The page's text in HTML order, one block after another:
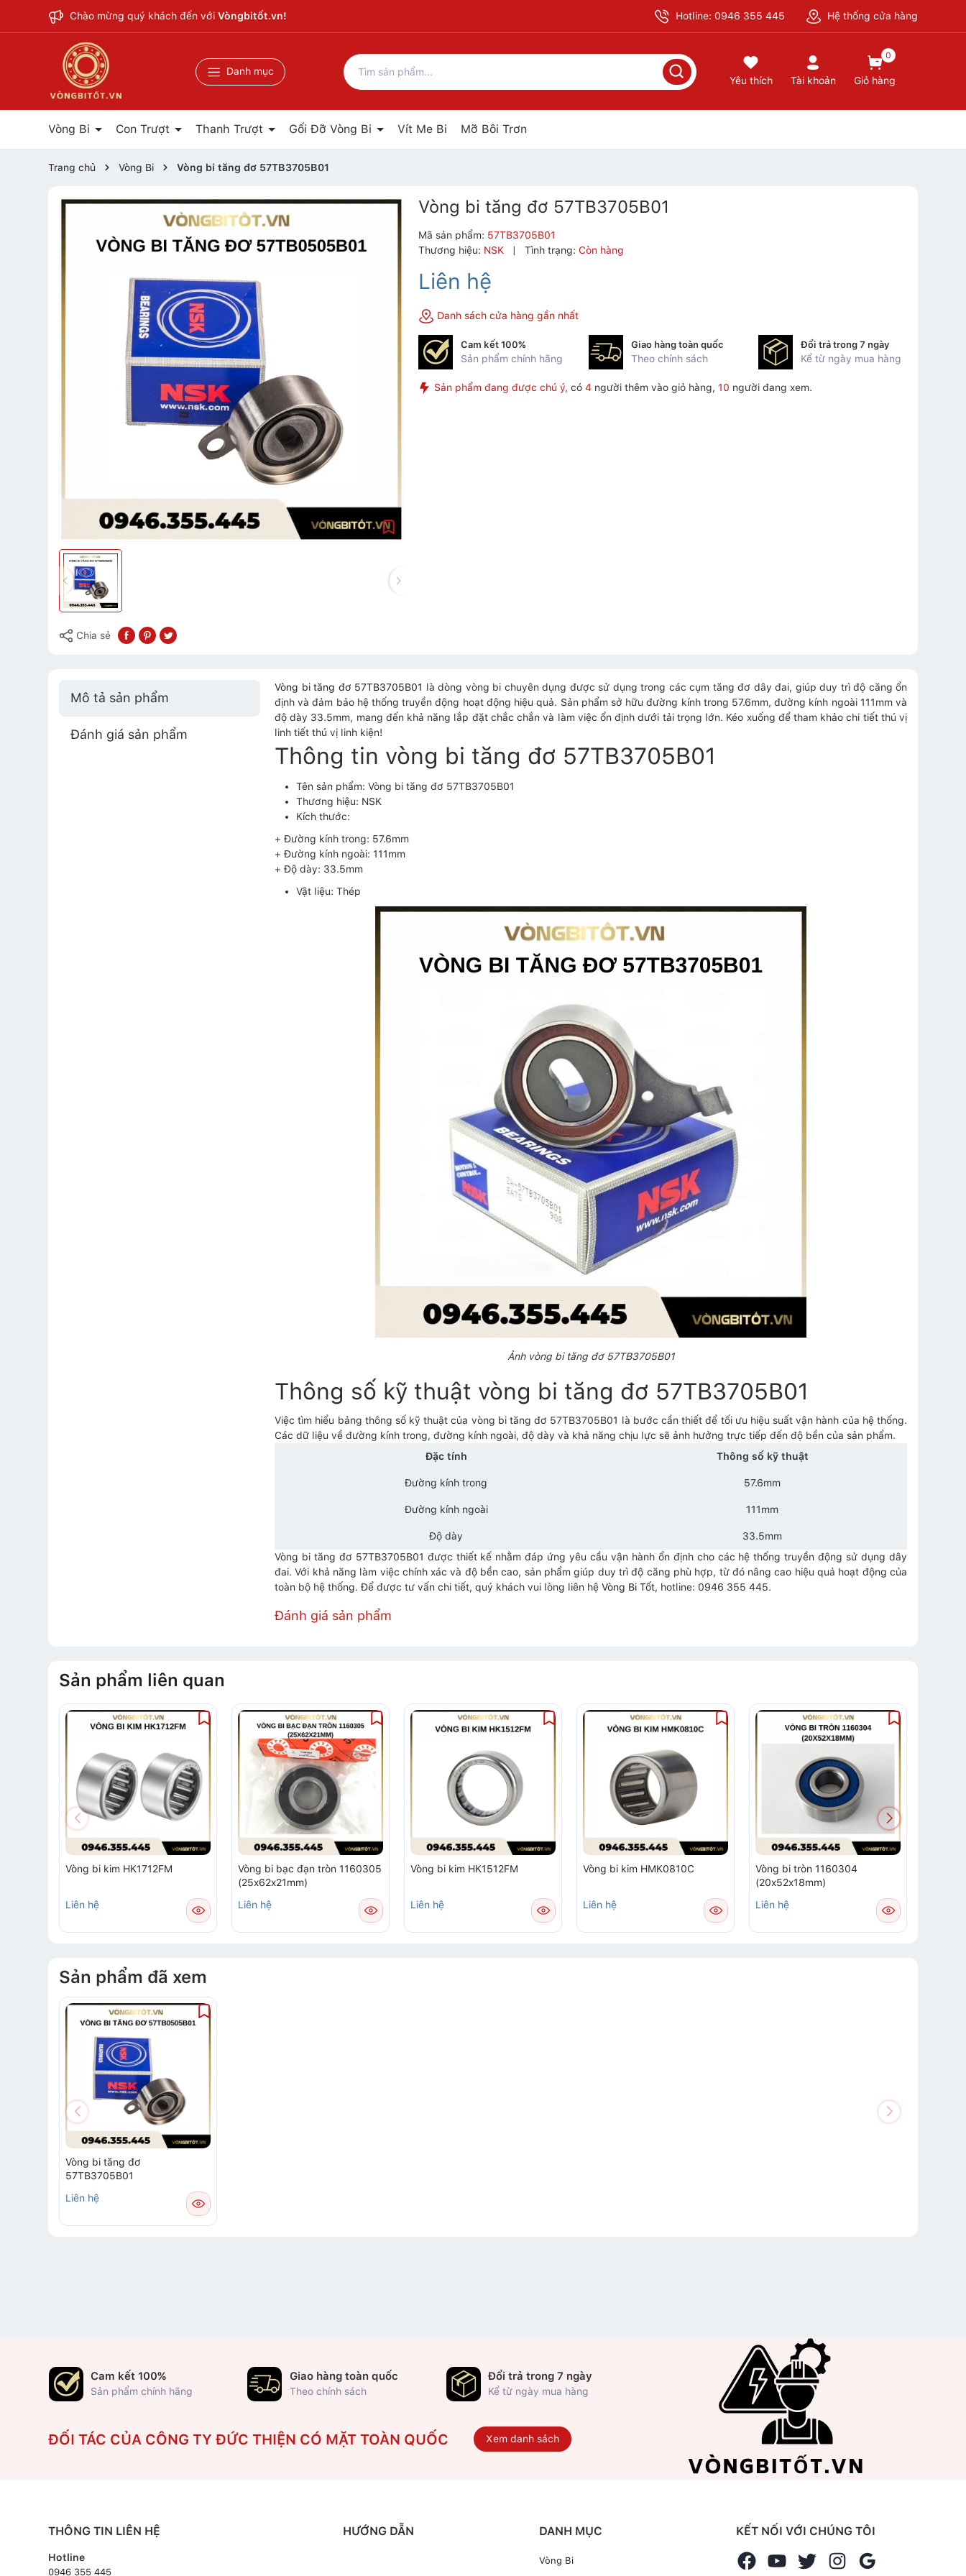
Chào mừng quý khách đến với Vòngbitốt.vn! Hotline: 0946 355 445 Hệ thống cửa hàng
Danh mục
Yêu thích Tài khoản
0
Giỏ hàng
Vòng Bi Con Trượt Thanh Trượt Gối Đỡ Vòng Bi Vít Me Bi Mỡ Bôi Trơn
Trang chủ Vòng Bi Vòng bi tăng đơ 57TB3705B01
Chia sẻ
Vòng bi tăng đơ 57TB3705B01
Mã sản phẩm: 57TB3705B01
Thương hiệu: NSK | Tình trạng: Còn hàng
Liên hệ
Danh sách cửa hàng gần nhất
Cam kết 100%
Sản phẩm chính hãng
Giao hàng toàn quốc
Theo chính sách
Đổi trả trong 7 ngày
Kể từ ngày mua hàng
Sản phẩm đang được chú ý, có 4 người thêm vào giỏ hàng, 10 người đang xem.
Mô tả sản phẩm
Đánh giá sản phẩm
Vòng bi tăng đơ 57TB3705B01 là dòng vòng bi chuyên dụng được sử dụng trong các cụm tăng đơ dây đai, giúp duy trì độ căng ổn
định và đảm bảo hệ thống truyền động hoạt động hiệu quả. Sản phẩm sở hữu đường kính trong 57.6mm, đường kính ngoài 111mm và
độ dày 33.5mm, mang đến khả năng lắp đặt chắc chắn và làm việc ổn định dưới tải trọng lớn. Kéo xuống để tham khảo chi tiết thú vị
linh tiết thú vị linh kiện!
Thông tin vòng bi tăng đơ 57TB3705B01
Tên sản phẩm: Vòng bi tăng đơ 57TB3705B01
Thương hiệu: NSK
Kích thước:
+ Đường kính trong: 57.6mm
+ Đường kính ngoài: 111mm
+ Độ dày: 33.5mm
Vật liệu: Thép
Ảnh vòng bi tăng đơ 57TB3705B01
Thông số kỹ thuật vòng bi tăng đơ 57TB3705B01
Việc tìm hiểu bảng thông số kỹ thuật của vòng bi tăng đơ 57TB3705B01 là bước cần thiết để tối ưu hiệu suất vận hành của hệ thống.
Các dữ liệu về đường kính trong, đường kính ngoài, độ dày và khả năng chịu lực sẽ ảnh hưởng trực tiếp đến độ bền của sản phẩm.
Đặc tính
Thông số kỹ thuật
Đường kính trong 57.6mm
Đường kính ngoài 111mm
Độ dày
33.5mm
Vòng bi tăng đơ 57TB3705B01 được thiết kế nhằm đáp ứng yêu cầu vận hành ổn định cho các hệ thống truyền động sử dụng dây
đai. Với khả năng làm việc chính xác và độ bền cao, sản phẩm giúp duy trì độ căng phù hợp, từ đó nâng cao hiệu quả hoạt động của
toàn bộ hệ thống. Để được tư vấn chi tiết, quý khách vui lòng liên hệ Vòng Bi Tốt, hotline: 0946 355 445.
Đánh giá sản phẩm
Sản phẩm liên quan
Vòng bi kim HK1712FM
Liên hệ
Vòng bi bạc đạn tròn 1160305
(25x62x21mm)
Liên hệ
Vòng bi kim HK1512FM
Liên hệ
Vòng bi kim HMK0810C
Liên hệ
Vòng bi tròn 1160304
(20x52x18mm)
Liên hệ
Sản phẩm đã xem
Vòng bi tăng đơ
57TB3705B01
Liên hệ
Cam kết 100%
Sản phẩm chính hãng
Giao hàng toàn quốc
Theo chính sách
Đổi trả trong 7 ngày
Kể từ ngày mua hàng
ĐỐI TÁC CỦA CÔNG TY ĐỨC THIỆN CÓ MẶT TOÀN QUỐC Xem danh sách
THÔNG TIN LIÊN HỆ
Hotline
0946 355 445
HƯỚNG DẪN DANH MỤC
Vòng Bi
KẾT NỐI VỚI CHÚNG TÔI